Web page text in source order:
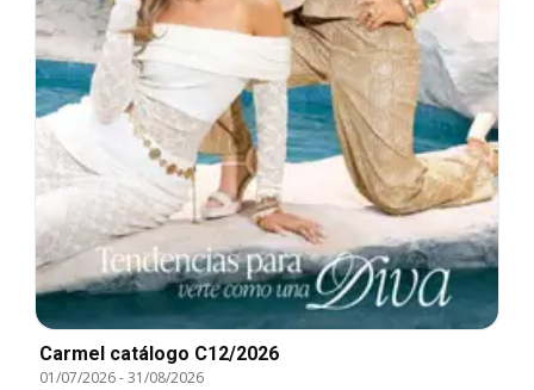
Carmel catálogo C12/2026
01/07/2026-31/08/2026